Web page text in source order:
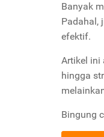
Banyak
Padahal,
efektif.
Artikel ini
hingga
Bingung